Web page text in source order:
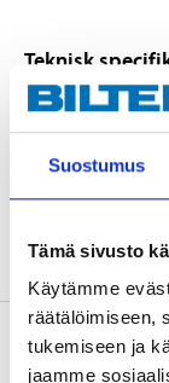
Suostumus
Tämä sivusto
Käytämme
räätälöimiseen,
tukemiseen ja
jaamme
Teknisk
Dimension
Längd
Om